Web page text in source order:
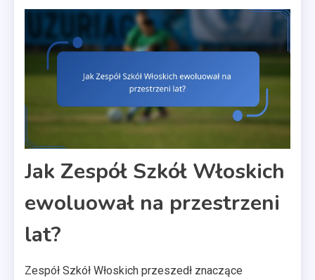
Jak Zespół Szkół Włoskich
ewoluował na przestrzeni
lat?
Zespół Szkół Włoskich przeszedł znaczące